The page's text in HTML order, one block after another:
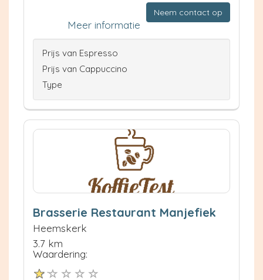
Neem contact op
Meer informatie
Prijs van Espresso
Prijs van Cappuccino
Type
Brasserie Restaurant Manjefiek
Heemskerk
3.7 km
Waardering: